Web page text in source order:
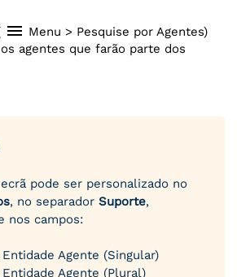
menu Menu > Pesquise por Agentes)
agentes que farão parte dos
pode ser personalizado no
, no separador Suporte,
nos campos:
Agente (Singular)
Agente (Plural)